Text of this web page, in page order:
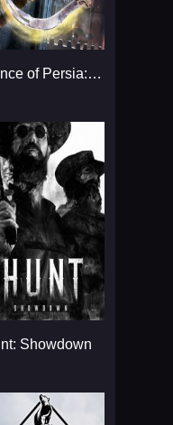
Prince of Persia: The Sands
Showdown